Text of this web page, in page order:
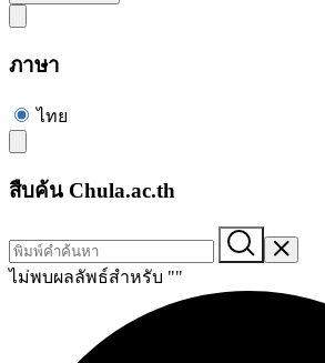
ภาษา
ไทย
สืบค้น Chula.ac.th
ไม่พบผลลัพธ์สำหรับ ""